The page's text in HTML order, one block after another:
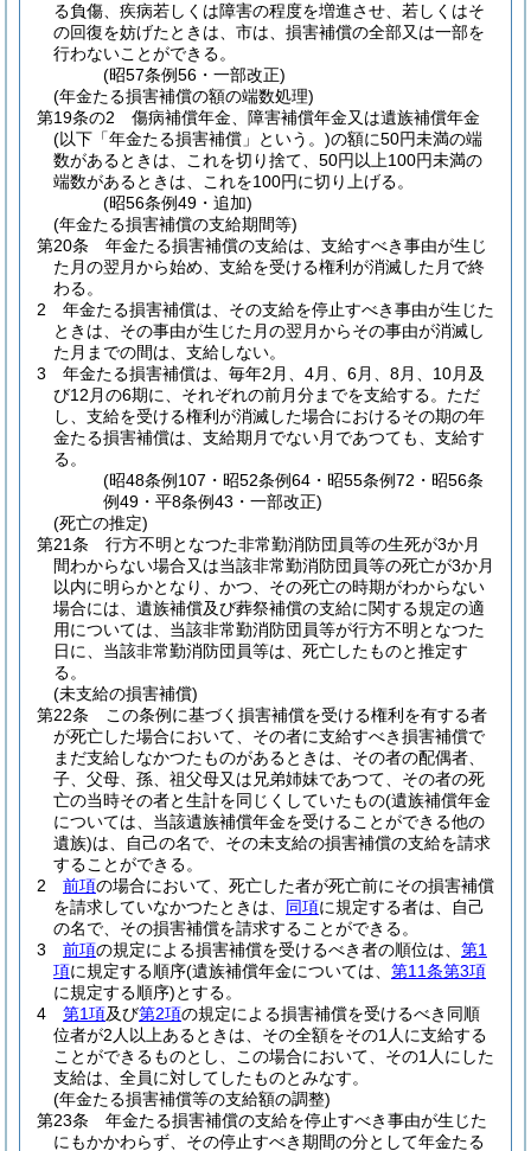
る負傷、疾病若しくは障害の程度を増進させ、若しくはそ
の回復を妨げたときは、市は、損害補償の全部又は一部を
行わないことができる。
(昭57条例56・一部改正)
(年金たる損害補償の額の端数処理)
第19条の2
傷病補償年金、障害補償年金又は遺族補償年金
(以下「年金たる損害補償」という。)の額に50円未満の端
数があるときは、これを切り捨て、50円以上100円未満の
端数があるときは、これを100円に切り上げる。
(昭56条例49・追加)
(年金たる損害補償の支給期間等)
第20条
年金たる損害補償の支給は、支給すべき事由が生じ
た月の翌月から始め、支給を受ける権利が消滅した月で終
わる。
2
年金たる損害補償は、その支給を停止すべき事由が生じた
ときは、その事由が生じた月の翌月からその事由が消滅し
た月までの間は、支給しない。
3
年金たる損害補償は、毎年2月、4月、6月、8月、10月及
び12月の6期に、それぞれの前月分までを支給する。 ただ
し、支給を受ける権利が消滅した場合におけるその期の年
金たる損害補償は、支給期月でない月であつても、支給す
る。
(昭48条例107・昭52条例64・昭55条例72・昭56条
例49・平8条例43・一部改正)
(死亡の推定)
第21条
行方不明となつた非常勤消防団員等の生死が3か月
間わからない場合又は当該非常勤消防団員等の死亡が3か月
以内に明らかとなり、かつ、その死亡の時期がわからない
場合には、遺族補償及び葬祭補償の支給に関する規定の適
用については、当該非常勤消防団員等が行方不明となつた
日に、当該非常勤消防団員等は、死亡したものと推定す
る。
(未支給の損害補償)
第22条
この条例に基づく損害補償を受ける権利を有する者
が死亡した場合において、その者に支給すべき損害補償で
まだ支給しなかつたものがあるときは、その者の配偶者、
子、父母、孫、祖父母又は兄弟姉妹であつて、その者の死
亡の当時その者と生計を同じくしていたもの(遺族補償年金
については、当該遺族補償年金を受けることができる他の
遺族)は、自己の名で、その未支給の損害補償の支給を請求
することができる。
2
前項の場合において、死亡した者が死亡前にその損害補償
を請求していなかつたときは、 同項に規定する者は、自己
の名で、その損害補償を請求することができる。
3
前項の規定による損害補償を受けるべき者の順位は、 第1
項に規定する順序(遺族補償年金については、 第11条第3項
に規定する順序)とする。
4
第1項及び第2項の規定による損害補償を受けるべき同順
位者が2人以上あるときは、その全額をその1人に支給する
ことができるものとし、この場合において、その1人にした
支給は、全員に対してしたものとみなす。
(年金たる損害補償等の支給額の調整)
第23条
年金たる損害補償の支給を停止すべき事由が生じた
にもかかわらず、その停止すべき期間の分として年金たる